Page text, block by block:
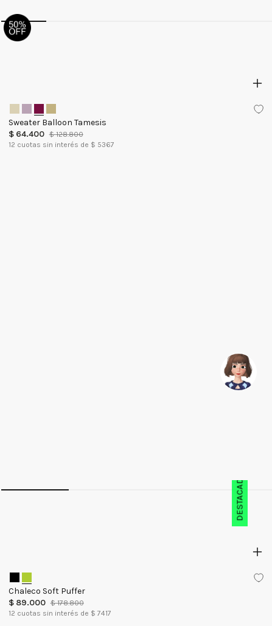
Sweater Balloon Tamesis
$ 64.400 $ 128.800
12 cuotas sin interés de $ 5367
DESTACADO
Chaleco Soft Puffer
$ 89.000 $ 178.800
12 cuotas sin interés de $ 7417